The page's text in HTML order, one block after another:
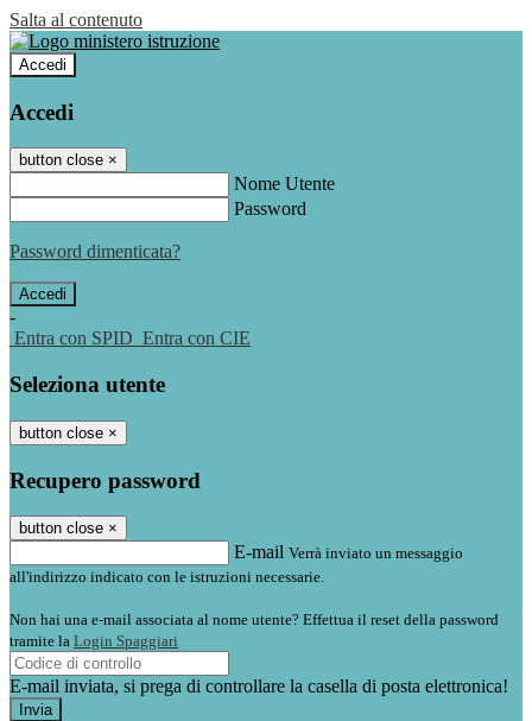
Salta al contenuto
Accedi
Accedi
button close ×
Nome Utente
Password
Password dimenticata?
-
Entra con SPID Entra con CIE
Seleziona utente
button close ×
Recupero password
button close ×
E-mail Verrà inviato un messaggio
all'indirizzo indicato con le istruzioni necessarie.
Non hai una e-mail associata al nome utente? Effettua il reset della password
tramite la Login Spaggiari
E-mail inviata, si prega di controllare la casella di posta elettronica!